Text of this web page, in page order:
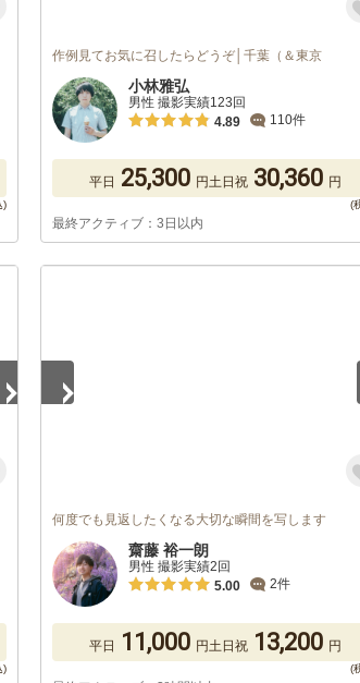
作例見てお気に召したらどうぞ│千葉（＆東京
小林雅弘
男性 撮影実績123回
4.89
110件
平日 25,300 円土日祝 30,360 円
最終アクティブ：3日以内
何度でも見返したくなる大切な瞬間を写します
齋藤 裕一朗
男性 撮影実績2回
5.00
2件
平日 11,000 円土日祝 13,200 円